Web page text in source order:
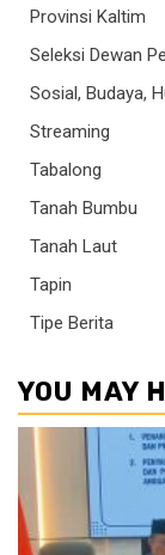
Provinsi Kaltim
Seleksi Dewan
Sosial, Budaya,
Streaming
Tabalong
Tanah Bumbu
Tanah Laut
Tapin
Tipe Berita
YOU MAY